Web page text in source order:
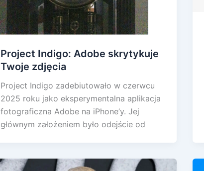
Project Indigo: Adobe skrytykuje
Twoje zdjęcia
Project Indigo zadebiutowało w czerwcu
2025 roku jako eksperymentalna aplikacja
fotograficzna Adobe na iPhone’y. Jej
głównym założeniem było odejście od